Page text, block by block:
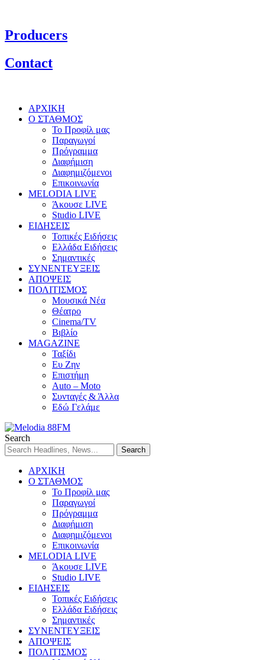
Producers
Contact
ΑΡΧΙΚΗ
Ο ΣΤΑΘΜΟΣ
Το Προφίλ μας
Παραγωγοί
Πρόγραμμα
Διαφήμιση
Διαφημιζόμενοι
Επικοινωνία
MELODIA LIVE
Άκουσε LIVE
Studio LIVE
ΕΙΔΗΣΕΙΣ
Τοπικές Ειδήσεις
Ελλάδα Ειδήσεις
Σημαντικές
ΣΥΝΕΝΤΕΥΞΕΙΣ
ΑΠΟΨΕΙΣ
ΠΟΛΙΤΙΣΜΟΣ
Μουσικά Νέα
Θέατρο
Cinema/TV
Βιβλίο
MAGAZINE
Ταξίδι
Ευ Ζην
Επιστήμη
Auto – Moto
Συνταγές & Άλλα
Εδώ Γελάμε
Search
ΑΡΧΙΚΗ
Ο ΣΤΑΘΜΟΣ
Το Προφίλ μας
Παραγωγοί
Πρόγραμμα
Διαφήμιση
Διαφημιζόμενοι
Επικοινωνία
MELODIA LIVE
Άκουσε LIVE
Studio LIVE
ΕΙΔΗΣΕΙΣ
Τοπικές Ειδήσεις
Ελλάδα Ειδήσεις
Σημαντικές
ΣΥΝΕΝΤΕΥΞΕΙΣ
ΑΠΟΨΕΙΣ
ΠΟΛΙΤΙΣΜΟΣ